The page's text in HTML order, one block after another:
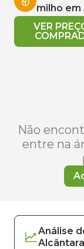
milho em
VER
Não
entre na
Análise
Alcântara